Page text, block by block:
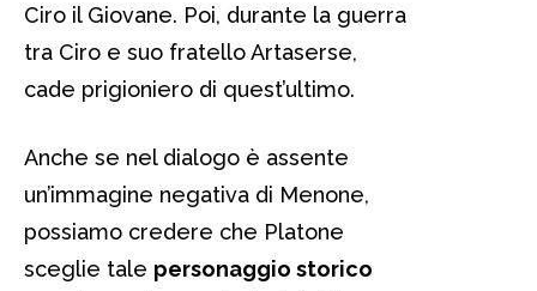
Ciro il Giovane. Poi, durante la guerra
tra Ciro e suo fratello Artaserse,
cade prigioniero di quest’ultimo.
Anche se nel dialogo è assente
un’immagine negativa di Menone,
possiamo credere che Platone
sceglie tale personaggio storico